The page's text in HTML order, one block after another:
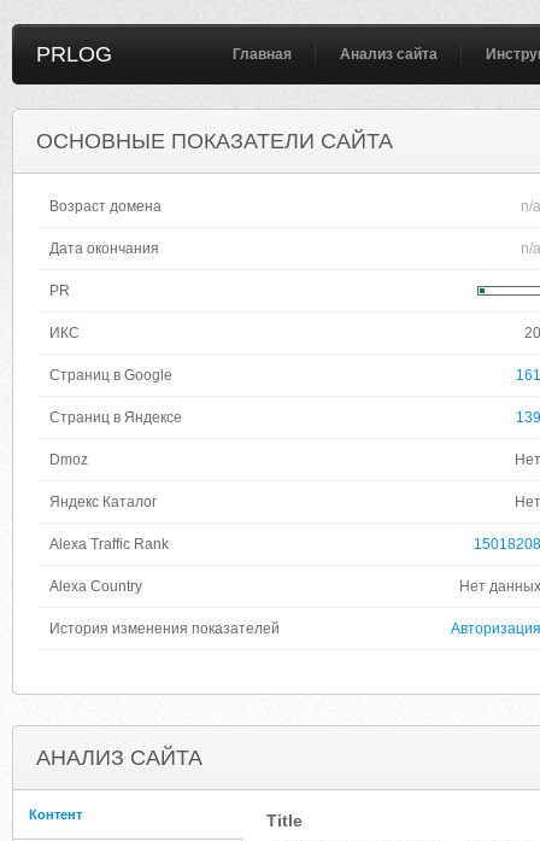
PRLOG Главная Анализ сайта
ОСНОВНЫЕ ПОКАЗАТЕЛИ САЙТА
Возраст домена n/a
Дата окончания n/a
PR
ИКС 20
Страниц в Google 161
Страниц в Яндексе 139
Dmoz Нет
Яндекс Каталог Нет
Alexa Traffic Rank 15018208
Alexa Country Нет данных
История изменения показателей Авторизация
АНАЛИЗ САЙТА
Контент Title